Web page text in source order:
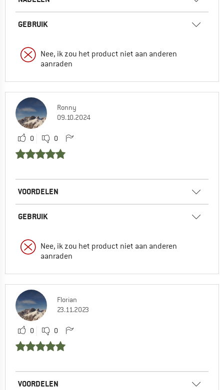
GEBRUIK
Nee, ik zou het product niet aan anderen
aanraden
Ronny
09.10.2024
0 0
VOORDELEN
GEBRUIK
Nee, ik zou het product niet aan anderen
aanraden
Florian
23.11.2023
0 0
VOORDELEN